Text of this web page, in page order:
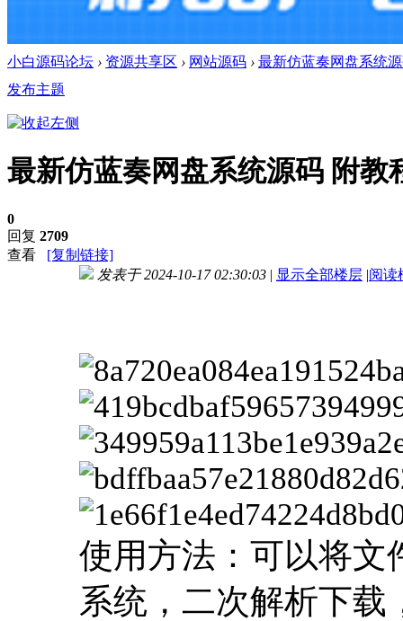
小白源码论坛 › 资源共享区 › 网站源码 › 最新仿蓝奏网盘系统
发布主题
最新仿蓝奏网盘系统源码 附教
0
回复 2709
查看
[复制链接]
发表于 2024-10-17 02:30:03 | 显示全部楼层 |阅读
使用方法：可以将文
系统，二次解析下载